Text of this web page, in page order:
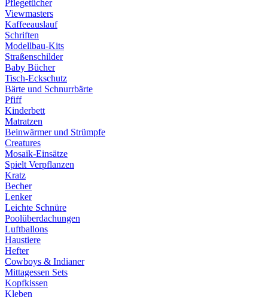
Pflegetücher
Viewmasters
Kaffeeauslauf
Schriften
Modellbau-Kits
Straßenschilder
Baby Bücher
Tisch-Eckschutz
Bärte und Schnurrbärte
Pfiff
Kinderbett
Matratzen
Beinwärmer und Strümpfe
Creatures
Mosaik-Einsätze
Spielt Verpflanzen
Kratz
Becher
Lenker
Leichte Schnüre
Poolüberdachungen
Luftballons
Haustiere
Hefter
Cowboys & Indianer
Mittagessen Sets
Kopfkissen
Kleben